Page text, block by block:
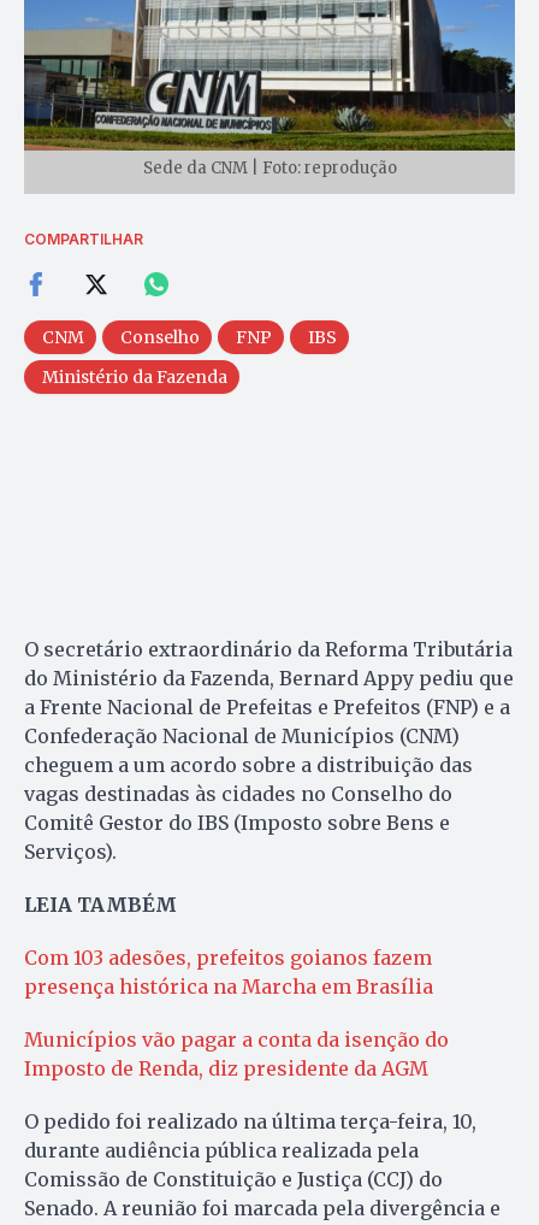
Sede da CNM | Foto: reprodução
COMPARTILHAR
CNM Conselho FNP
IBS
Ministério da Fazenda
O secretário extraordinário da Reforma Tributária
do Ministério da Fazenda, Bernard Appy pediu que
a Frente Nacional de Prefeitas e Prefeitos (FNP) e a
Confederação Nacional de Municípios (CNM)
cheguem a um acordo sobre a distribuição das
vagas destinadas às cidades no Conselho do
Comitê Gestor do IBS (Imposto sobre Bens e
Serviços).
LEIA TAMBÉM
Com 103 adesões, prefeitos goianos fazem
presença histórica na Marcha em Brasília
Municípios vão pagar a conta da isenção do
Imposto de Renda, diz presidente da AGM
O pedido foi realizado na última terça-feira, 10,
durante audiência pública realizada pela
Comissão de Constituição e Justiça (CCJ) do
Senado. A reunião foi marcada pela divergência e